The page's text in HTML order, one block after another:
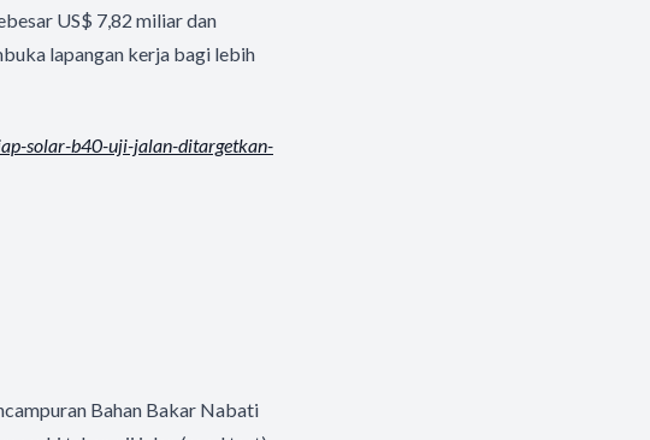
US$ 7,82 miliar dan
lapangan kerja bagi lebih
solar-b40-uji-jalan-ditargetkan-
Bahan Bakar Nabati